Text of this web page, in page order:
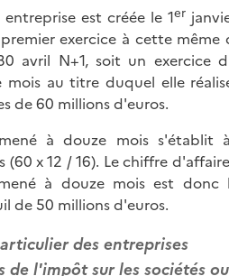
entreprise est créée le 1er
exercice à cette même
avril N+1, soit un exercice
mois au titre duquel elle
de 60 millions d'euros.
à douze mois s'établit
(60 x 12 / 16). Le chiffre
à douze mois est donc
de 50 millions d'euros.
des entreprises
de l'impôt sur les sociétés